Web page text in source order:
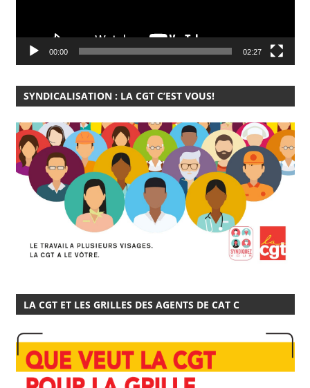
00:00 02:27
SYNDICALISATION : LA CGT C’EST VOUS!
LA CGT ET LES GRILLES DES AGENTS DE CAT C